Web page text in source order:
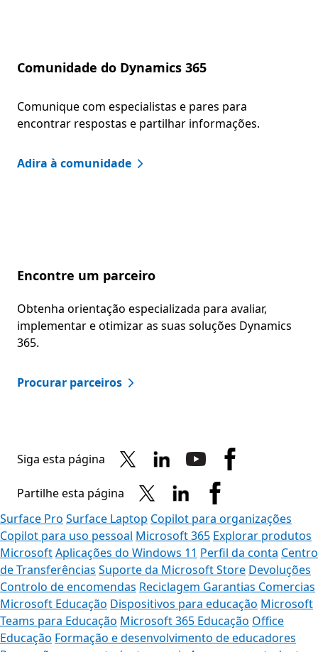
Comunidade do Dynamics 365
Comunique com especialistas e pares para
encontrar respostas e partilhar informações.
Adira à comunidade
Encontre um parceiro
Obtenha orientação especializada para avaliar,
implementar e otimizar as suas soluções Dynamics
365.
Procurar parceiros​
Siga esta página
Partilhe esta página
Surface Pro Surface Laptop Copilot para organizações
Copilot para uso pessoal Microsoft 365 Explorar produtos
MicrosoftAplicações do Windows 11 Perfil da conta Centro
de Transferências Suporte da Microsoft Store Devoluções
Controlo de encomendas Reciclagem Garantias Comercias
Microsoft Educação Dispositivos para educação Microsoft
Teams para Educação Microsoft 365 Educação Office
Educação Formação e desenvolvimento de educadores